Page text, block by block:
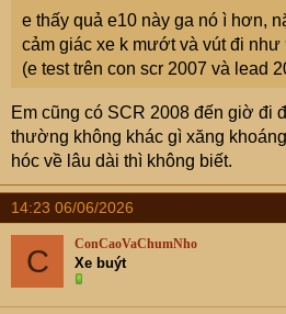
e thấy quả e10 này ga nó ì hơn,
cảm giác xe k mướt và vút đi như
(e test trên con scr 2007 và lead
Em cũng có SCR 2008 đến giờ đi
thường không khác gì xăng
hóc về lâu dài thì không biết.
14:23 06/06/2026
C ConCaoVaChumNho
Xe buýt